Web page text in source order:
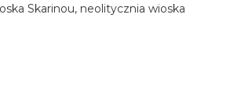
Skarinou, neolitycznia wioska